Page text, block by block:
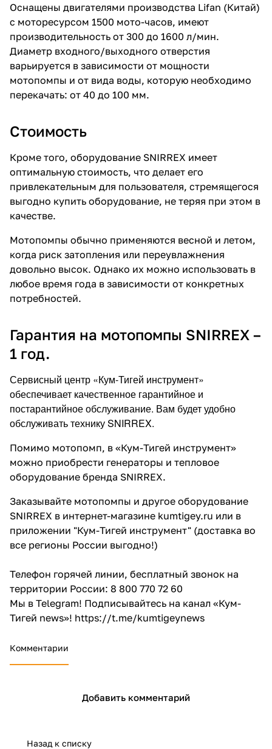
Оснащены двигателями производства Lifan (Китай)
с моторесурсом 1500 мото-часов, имеют
производительность от 300 до 1600 л/мин.
Диаметр входного/выходного отверстия
варьируется в зависимости от мощности
мотопомпы и от вида воды, которую необходимо
перекачать: от 40 до 100 мм.
Стоимость
Кроме того, оборудование SNIRREX имеет
оптимальную стоимость, что делает его
привлекательным для пользователя, стремящегося
выгодно купить оборудование, не теряя при этом в
качестве.
Мотопомпы обычно применяются весной и летом,
когда риск затопления или переувлажнения
довольно высок. Однако их можно использовать в
любое время года в зависимости от конкретных
потребностей.
Гарантия на мотопомпы SNIRREX –
1 год.
Сервисный центр «Кум-Тигей инструмент»
обеспечивает качественное гарантийное и
постарантийное обслуживание. Вам будет удобно
обслуживать технику SNIRREX.
Помимо мотопомп, в «Кум-Тигей инструмент»
можно приобрести генераторы и тепловое
оборудование бренда SNIRREX.
Заказывайте мотопомпы и другое оборудование
SNIRREX в интернет-магазине kumtigey.ru или в
приложении "Кум-Тигей инструмент" (доставка во
все регионы России выгодно!)
Телефон горячей линии, бесплатный звонок на
территории России: 8 800 770 72 60
Мы в Telegram! Подписывайтесь на канал «Кум-
Тигей news»! https://t.me/kumtigeynews
Комментарии
Добавить комментарий
Назад к списку